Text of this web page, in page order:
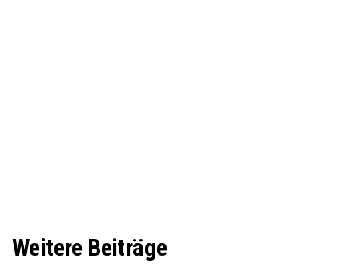
Weitere Beiträge